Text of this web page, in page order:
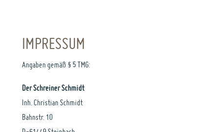
IMPRESSUM
Angaben gemäß § 5 TMG:
Der Schreiner Schmidt
Inh. Christian Schmidt
Bahnstr. 10